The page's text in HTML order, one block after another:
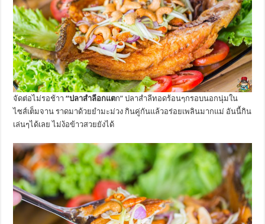
จัดต่อไม่รอช้าา“ปลาสำลีอกแตก” ปลาสำลีทอดร้อนๆกรอบนอกนุ่มใน
ไซส์เต็มจาน ราดมาด้วยยำมะม่วง กินคู่กันแล้วอร่อยเพลินมากแม่ อันนี้กิน
เล่นๆได้เลย ไม่ง้อข้าวสวยยังได้